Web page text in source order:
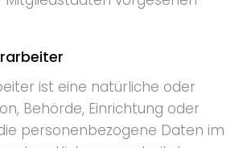
ist eine natürliche oder
Behörde, Einrichtung oder
personenbezogene Daten im